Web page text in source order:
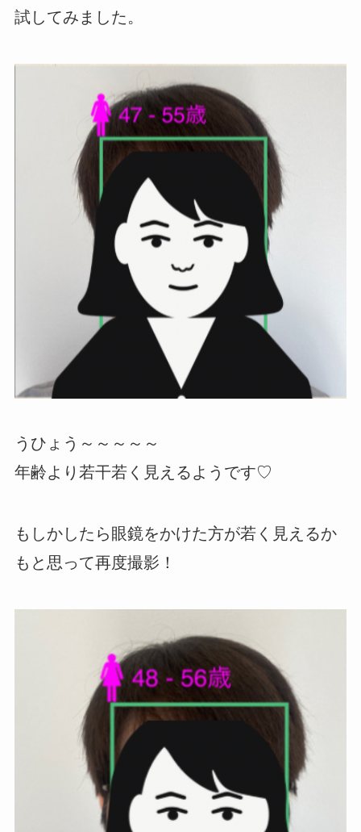
試してみました。
うひょう～～～～～
年齢より若干若く見えるようです♡
もしかしたら眼鏡をかけた方が若く見えるか
もと思って再度撮影！